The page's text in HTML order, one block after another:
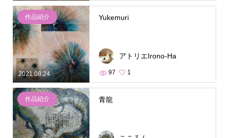
作品紹介
2021.08.24
Yukemuri
アトリエIrono-Ha
97 1
作品紹介 青龍